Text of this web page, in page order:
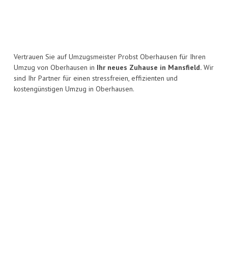
Vertrauen Sie auf Umzugsmeister Probst Oberhausen für Ihren
Umzug von Oberhausen in Ihr neues Zuhause in Mansfield. Wir
sind Ihr Partner für einen stressfreien, effizienten und
kostengünstigen Umzug in Oberhausen.